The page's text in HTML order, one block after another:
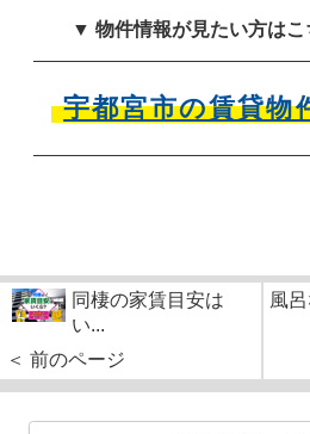
▼ 物件情報が見たい方は
宇都宮市の賃貸物
同棲の家賃目安は
い...
＜ 前のページ
風